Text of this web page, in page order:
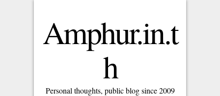
Amphur.in.t
h
Personal thoughts, public blog since 2009